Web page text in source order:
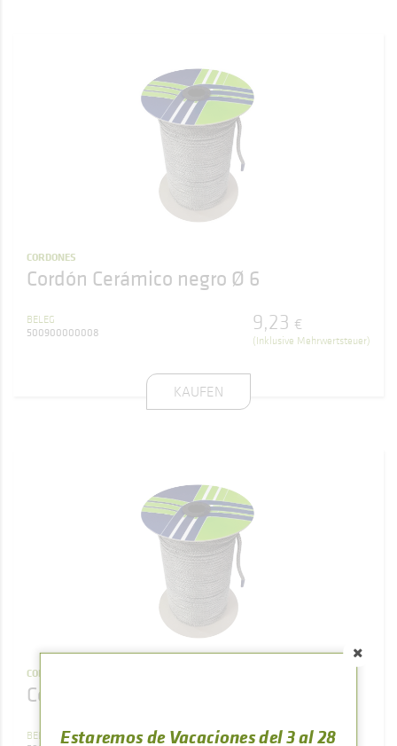
CORDONES
Cordón Cerámico negro Ø 6
BELEG
500900000008
9,23 €
(Inklusive Mehrwertsteuer)
KAUFEN
CORDONES
Cordón Cerámico negro Ø 8
BELEG
9,23 €
Estaremos de Vacaciones del 3 al 28